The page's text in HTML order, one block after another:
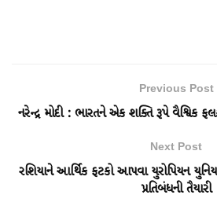
Previous Post
નરેન્દ્ર મોદી : ભારતને એક શક્તિ રૂપે વૈશ્વિક
Next Post
રશિયાને આર્થિક ફટકો આપવા યુરોપિયન
પ્રતિબંધની તૈયારી